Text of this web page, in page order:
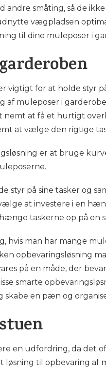
andre småting, så de
vægpladsen
til dine muleposer i
vigtigt for at holde styr
af muleposer i
at få et hurtigt
at vælge den rigtige
er at bruge
styr på sine tasker og
at investere i en
taskerne op på en
hvis man har mange
opbevaringsløsning
på en måde, der
smarte
skabe en pæn og
en udfordring, da det
løsning til opbevaring af